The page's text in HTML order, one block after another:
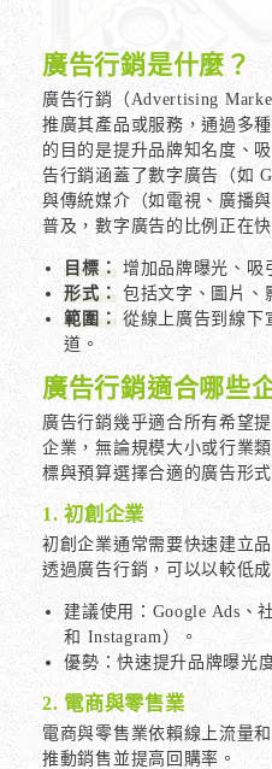
廣告行銷是什麼？
廣告行銷（Advertising
推廣其產品或服務，通過多
的目的是提升品牌知名度、
告行銷涵蓋了數字廣告（如
與傳統媒介（如電視、廣播
普及，數字廣告的比例正在快
目標： 增加品牌曝光、吸
形式： 包括文字、圖片、
範圍： 從線上廣告到線下
道。
廣告行銷適合哪些
廣告行銷幾乎適合所有希望
企業，無論規模大小或行業
標與預算選擇合適的廣告形
1. 初創企業
初創企業通常需要快速建立
透過廣告行銷，可以以較低
建議使用：Google Ads、
和 Instagram）。
優勢：快速提升品牌曝光
2. 電商與零售業
電商與零售業依賴線上流量
推動銷售並提高回購率。